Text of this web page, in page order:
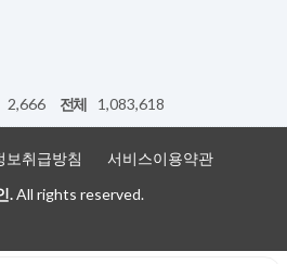
2,666 전체 1,083,618
보취급방침
서비스이용약관
.All rights reserved.